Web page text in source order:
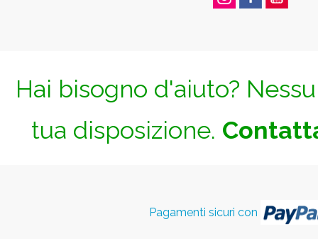
Hai bisogno d'aiuto?
tua disposizione.
Pagamenti sicuri con